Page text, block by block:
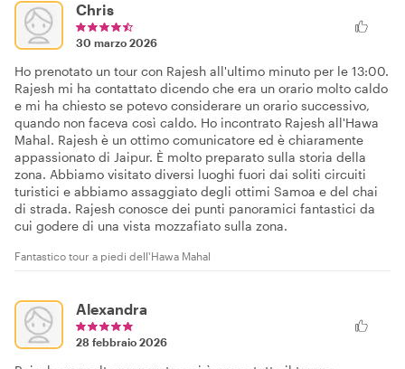
Chris
30 marzo 2026
Ho prenotato un tour con Rajesh all'ultimo minuto per le 13:00.
Rajesh mi ha contattato dicendo che era un orario molto caldo
e mi ha chiesto se potevo considerare un orario successivo,
quando non faceva così caldo. Ho incontrato Rajesh all'Hawa
Mahal. Rajesh è un ottimo comunicatore ed è chiaramente
appassionato di Jaipur. È molto preparato sulla storia della
zona. Abbiamo visitato diversi luoghi fuori dai soliti circuiti
turistici e abbiamo assaggiato degli ottimi Samoa e del chai
di strada. Rajesh conosce dei punti panoramici fantastici da
cui godere di una vista mozzafiato sulla zona.
Fantastico tour a piedi dell'Hawa Mahal
Alexandra
28 febbraio 2026